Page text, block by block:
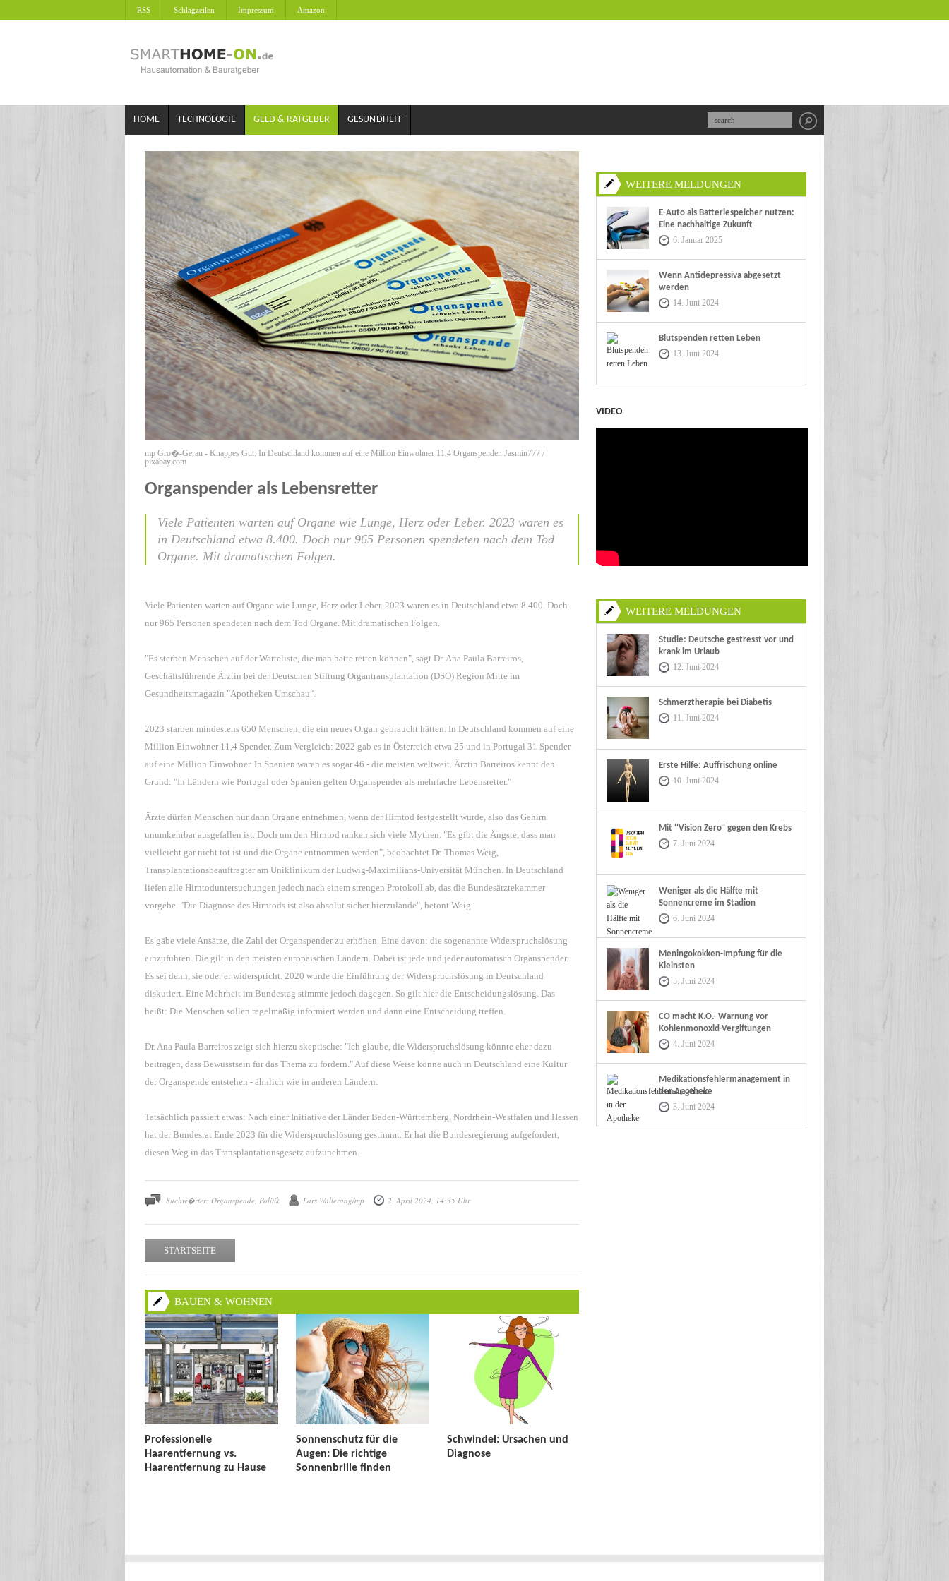
RSS Schlagzeilen Impressum Amazon
HOME TECHNOLOGIE GELD & RATGEBER GESUNDHEIT
mp Gro�-Gerau - Knappes Gut: In Deutschland kommen auf eine Million Einwohner 11,4 Organspender. Jasmin777 /
pixabay.com
Organspender als Lebensretter
Viele Patienten warten auf Organe wie Lunge, Herz oder Leber. 2023 waren es
in Deutschland etwa 8.400. Doch nur 965 Personen spendeten nach dem Tod
Organe. Mit dramatischen Folgen.
Viele Patienten warten auf Organe wie Lunge, Herz oder Leber. 2023 waren es in Deutschland etwa 8.400. Doch
nur 965 Personen spendeten nach dem Tod Organe. Mit dramatischen Folgen.
"Es sterben Menschen auf der Warteliste, die man hätte retten können", sagt Dr. Ana Paula Barreiros,
Geschäftsführende Ärztin bei der Deutschen Stiftung Organtransplantation (DSO) Region Mitte im
Gesundheitsmagazin "Apotheken Umschau".
2023 starben mindestens 650 Menschen, die ein neues Organ gebraucht hätten. In Deutschland kommen auf eine
Million Einwohner 11,4 Spender. Zum Vergleich: 2022 gab es in Österreich etwa 25 und in Portugal 31 Spender
auf eine Million Einwohner. In Spanien waren es sogar 46 - die meisten weltweit. Ärztin Barreiros kennt den
Grund: "In Ländern wie Portugal oder Spanien gelten Organspender als mehrfache Lebensretter."
Ärzte dürfen Menschen nur dann Organe entnehmen, wenn der Hirntod festgestellt wurde, also das Gehirn
unumkehrbar ausgefallen ist. Doch um den Hirntod ranken sich viele Mythen. "Es gibt die Ängste, dass man
vielleicht gar nicht tot ist und die Organe entnommen werden", beobachtet Dr. Thomas Weig,
Transplantationsbeauftragter am Uniklinikum der Ludwig-Maximilians-Universität München. In Deutschland
liefen alle Hirntoduntersuchungen jedoch nach einem strengen Protokoll ab, das die Bundesärztekammer
vorgebe. "Die Diagnose des Hirntods ist also absolut sicher hierzulande", betont Weig.
Es gäbe viele Ansätze, die Zahl der Organspender zu erhöhen. Eine davon: die sogenannte Widerspruchslösung
einzuführen. Die gilt in den meisten europäischen Ländern. Dabei ist jede und jeder automatisch Organspender.
Es sei denn, sie oder er widerspricht. 2020 wurde die Einführung der Widerspruchslösung in Deutschland
diskutiert. Eine Mehrheit im Bundestag stimmte jedoch dagegen. So gilt hier die Entscheidungslösung. Das
heißt: Die Menschen sollen regelmäßig informiert werden und dann eine Entscheidung treffen.
Dr. Ana Paula Barreiros zeigt sich hierzu skeptische: "Ich glaube, die Widerspruchslösung könnte eher dazu
beitragen, dass Bewusstsein für das Thema zu fördern." Auf diese Weise könne auch in Deutschland eine Kultur
der Organspende entstehen - ähnlich wie in anderen Ländern.
Tatsächlich passiert etwas: Nach einer Initiative der Länder Baden-Württemberg, Nordrhein-Westfalen und Hessen
hat der Bundesrat Ende 2023 für die Widerspruchslösung gestimmt. Er hat die Bundesregierung aufgefordert,
diesen Weg in das Transplantationsgesetz aufzunehmen.
Suchw�rter: Organspende, Politik Lars Wallerang/mp 2. April 2024, 14:35 Uhr
STARTSEITE
BAUEN & WOHNEN
Professionelle
Haarentfernung vs.
Haarentfernung zu Hause
Sonnenschutz für die
Augen: Die richtige
Sonnenbrille finden
Schwindel: Ursachen und
Diagnose
WEITERE MELDUNGEN
E-Auto als Batteriespeicher nutzen:
Eine nachhaltige Zukunft
6. Januar 2025
Wenn Antidepressiva abgesetzt
werden
14. Juni 2024
Blutspenden retten Leben
13. Juni 2024
VIDEO
WEITERE MELDUNGEN
Studie: Deutsche gestresst vor und
krank im Urlaub
12. Juni 2024
Schmerztherapie bei Diabetis
11. Juni 2024
Erste Hilfe: Auffrischung online
10. Juni 2024
Mit ''Vision Zero'' gegen den Krebs
7. Juni 2024
Weniger als die Hälfte mit
Sonnencreme im Stadion
6. Juni 2024
Meningokokken-Impfung für die
Kleinsten
5. Juni 2024
CO macht K.O.- Warnung vor
Kohlenmonoxid-Vergiftungen
4. Juni 2024
Medikationsfehlermanagement in
der Apotheke
3. Juni 2024